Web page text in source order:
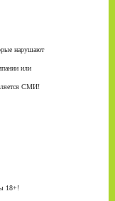
нарушают
или
СМИ!
18+!